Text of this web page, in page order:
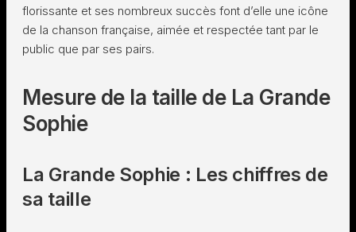
florissante et ses nombreux succès font d’elle une icône
de la chanson française, aimée et respectée tant par le
public que par ses pairs.
Mesure de la taille de La Grande
Sophie
La Grande Sophie : Les chiffres de
sa taille